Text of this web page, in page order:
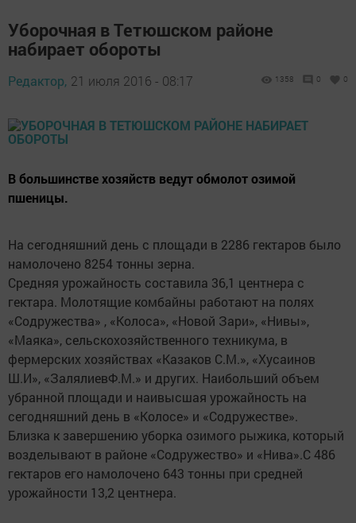
Уборочная в Тетюшском районе
набирает обороты
Редактор, 21 июля 2016 - 08:17 1358 0 0
В большинстве хозяйств ведут обмолот озимой
пшеницы.
На сегодняшний день с площади в 2286 гектаров было
намолочено 8254 тонны зерна.
Средняя урожайность составила 36,1 центнера с
гектара. Молотящие комбайны работают на полях
«Содружества» , «Колоса», «Новой Зари», «Нивы»,
«Маяка», сельскохозяйственного техникума, в
фермерских хозяйствах «Казаков С.М.», «Хусаинов
Ш.И», «ЗалялиевФ.М.» и других. Наибольший объем
убранной площади и наивысшая урожайность на
сегодняшний день в «Колосе» и «Содружестве».
Близка к завершению уборка озимого рыжика, который
возделывают в районе «Содружество» и «Нива».С 486
гектаров его намолочено 643 тонны при средней
урожайности 13,2 центнера.